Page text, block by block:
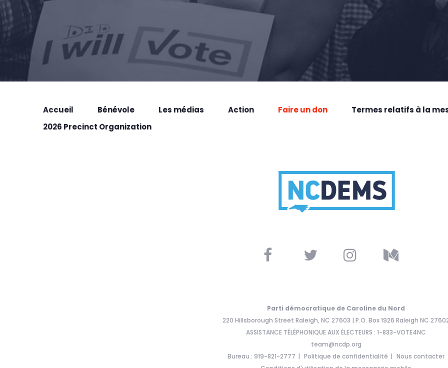
Accueil Bénévole Les médias Action Faire un don
Termes relatifs à la
2026 Precinct Organization
Parti démocratique de Caroline du Nord
220 Hillsborough Street Raleigh, NC 27603 | P.O. Box 1926 Raleigh NC
ASSISTANCE TÉLÉPHONIQUE AUX ÉLECTEURS : 1-833-VOTE4NC
team@ncdp.org
Bureau : 919-821-2777
Politique de confidentialité
Nous contacter